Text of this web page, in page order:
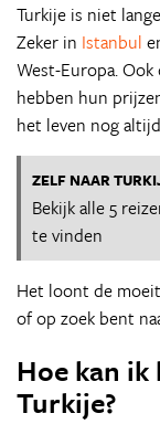
Turkije is niet
Zeker in Istanbul
West-Europa. Ook
hebben hun
het leven nog
ZELF NAAR
Bekijk alle 5
te vinden
Het loont de
of op zoek bent
Hoe kan
Turkije?